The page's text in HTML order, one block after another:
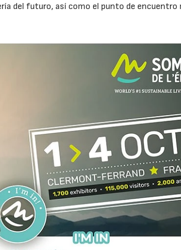
del futuro, así como el punto de encuentro
02/07/2026 16/